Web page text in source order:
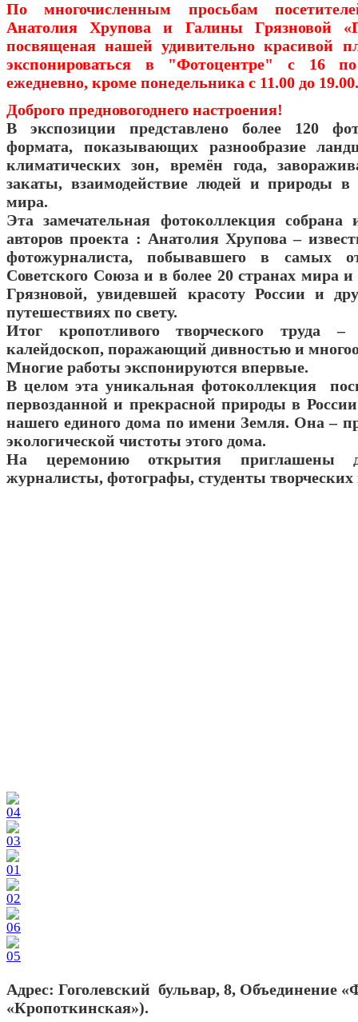
По многочисленным просьбам
Анатолия Хрупова и Галины Грязновой
посвященая нашей удивительно красивой
экспонироваться в "Фотоцентре" с 16
ежедневно, кроме понедельника с 11.00 до 19.00.
Доброго предновогоднего настроения!
В экспозиции представлено более 120
формата, показывающих разнообразие
климатических зон, времён года,
закаты, взаимодействие людей и природы в
мира.
Эта замечательная фотоколлекция
авторов проекта : Анатолия Хрупова –
фотожурналиста, побывавшего в самых
Советского Союза и в более 20 странах мира
Грязновой, увидевшей красоту России и
путешествиях по свету.
Итог кропотливого творческого труда –
калейдоскоп, поражающий дивностью и
Многие работы экспонируются впервые.
В целом эта уникальная фотоколлекция
первозданной и прекрасной природы в
нашего единого дома по имени Земля. Она –
экологической чистоты этого дома.
На церемонию открытия приглашены
журналисты, фотографы, студенты творческих
Адрес: Гоголевский бульвар, 8, Объединение
«Кропоткинская»).